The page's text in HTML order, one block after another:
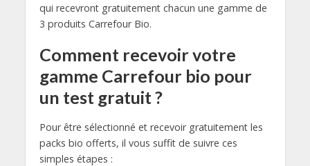
qui recevront gratuitement chacun une gamme de
3 produits Carrefour Bio.
Comment recevoir votre
gamme Carrefour bio pour
un test gratuit ?
Pour être sélectionné et recevoir gratuitement les
packs bio offerts, il vous suffit de suivre ces
simples étapes :